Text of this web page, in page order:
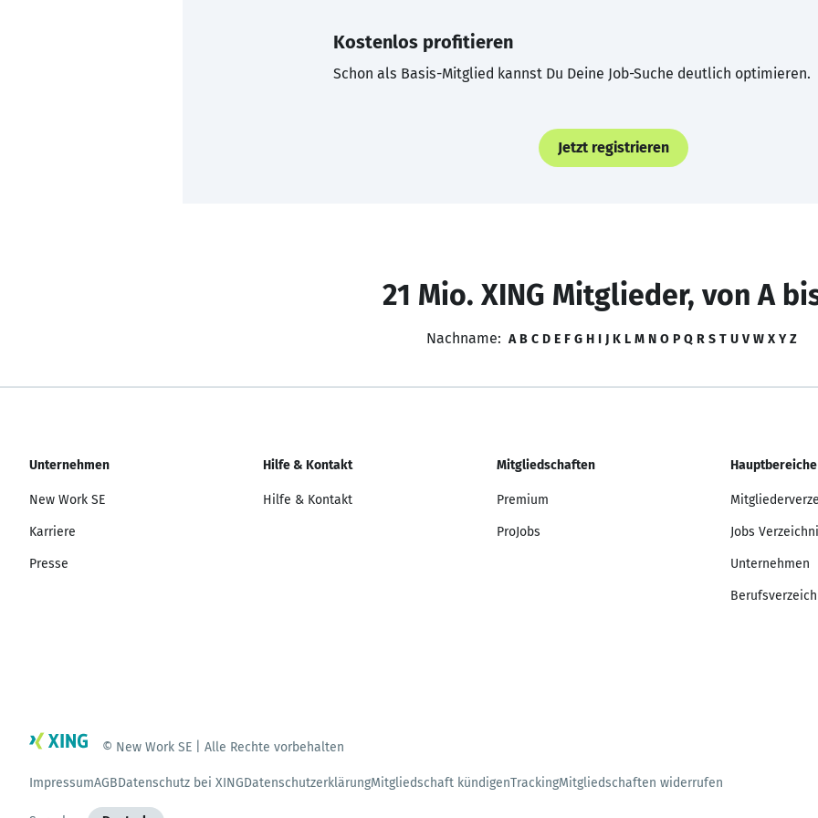
Kostenlos profitieren
Schon als Basis-Mitglied kannst Du Deine Job-Suche deutlich optimieren.
Jetzt registrieren
21 Mio. XING Mitglieder, von A
Nachname: A B C D E F G H I J K L M N O P Q R S T U V W X Y Z
Unternehmen
New Work SE
Karriere
Presse
Hilfe & Kontakt
Hilfe & Kontakt
Mitgliedschaften
Premium
ProJobs
Hauptbereiche
Jobs
Unternehmen
© New Work SE | Alle Rechte vorbehalten
ImpressumAGBDatenschutz bei XINGDatenschutzerklärungMitgliedschaft kündigenTrackingMitgliedschaften widerrufen